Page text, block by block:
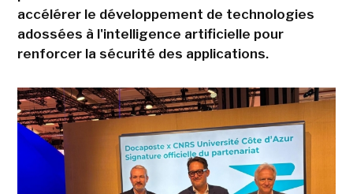
accélérer le développement de technologies
adossées à l'intelligence artificielle pour
renforcer la sécurité des applications.